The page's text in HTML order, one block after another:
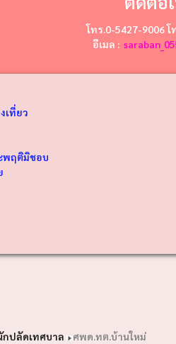
โทร.0-5427-9006
อีเมล :
เที่ยว
พฤติมิชอบ
กปลัดเทศบาล ศพด.ทต.บ้านใหม่